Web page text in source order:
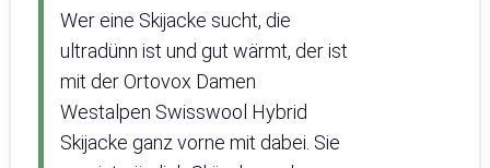
Wer eine Skijacke sucht, die
ultradünn ist und gut wärmt, der ist
mit der Ortovox Damen
Westalpen Swisswool Hybrid
Skijacke ganz vorne mit dabei. Sie